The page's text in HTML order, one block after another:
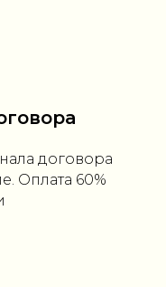
договора
Оплата 60%